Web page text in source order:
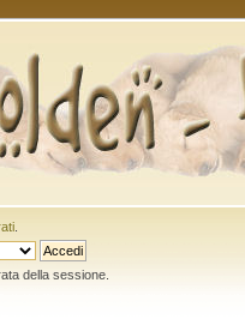
.
della sessione.